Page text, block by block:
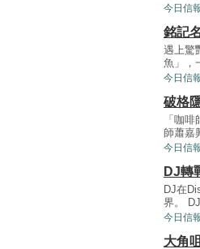
今日信
銘記
遇上驚
魚」，
今日信
破格
「咖
師蕭嘉
今日信
DJ轉
DJ在
界。
今日信
大角